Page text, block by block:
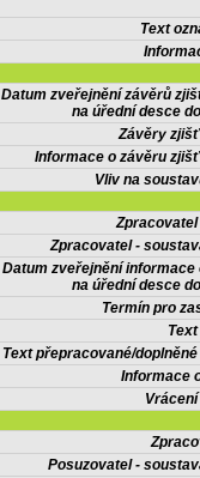
Text
Datum zveřejnění závěrů
na úřední desce
Závěry
Informace o závěru
Vliv na
Zpracovatel -
Datum zveřejnění informace
na úřední desce
Termín pro
Text přepracované/
Informace
Posuzovatel -